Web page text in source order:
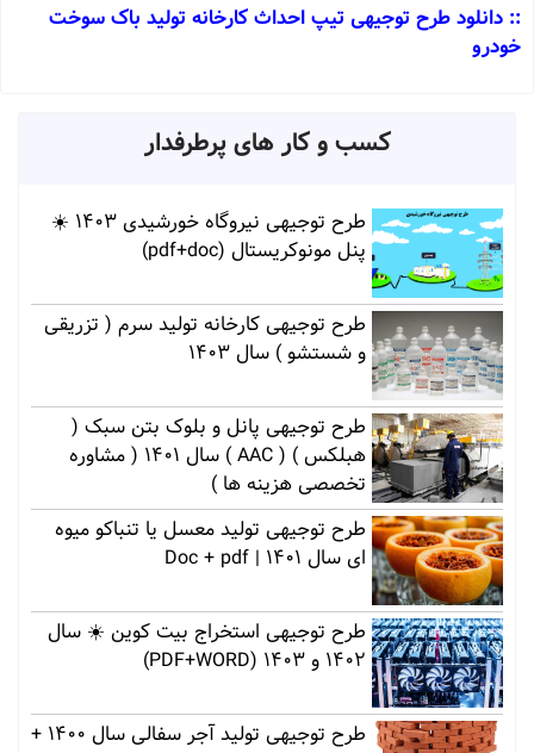
:: دانلود طرح توجیهی تیپ احداث کارخانه تولید باک سوخت
خودرو
کسب و کار های پرطرفدار
طرح توجیهی نیروگاه خورشیدی 1403 ☀️
پنل مونوکریستال (pdf+doc)
طرح توجیهی کارخانه تولید سرم ( تزریقی
و شستشو ) سال 1403
طرح توجیهی پانل و بلوک بتن سبک (
هبلکس ) ( AAC ) سال 1401 ( مشاوره
تخصصی هزینه ها )
طرح توجیهی تولید معسل یا تنباکو میوه
ای سال 1401 | Doc + pdf
طرح توجیهی استخراج بیت کوین ☀️ سال
1402 و 1403 (PDF+WORD)
طرح توجیهی تولید آجر سفالی سال 1400 +